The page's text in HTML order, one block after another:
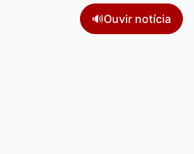
🔊Ouvir notícia